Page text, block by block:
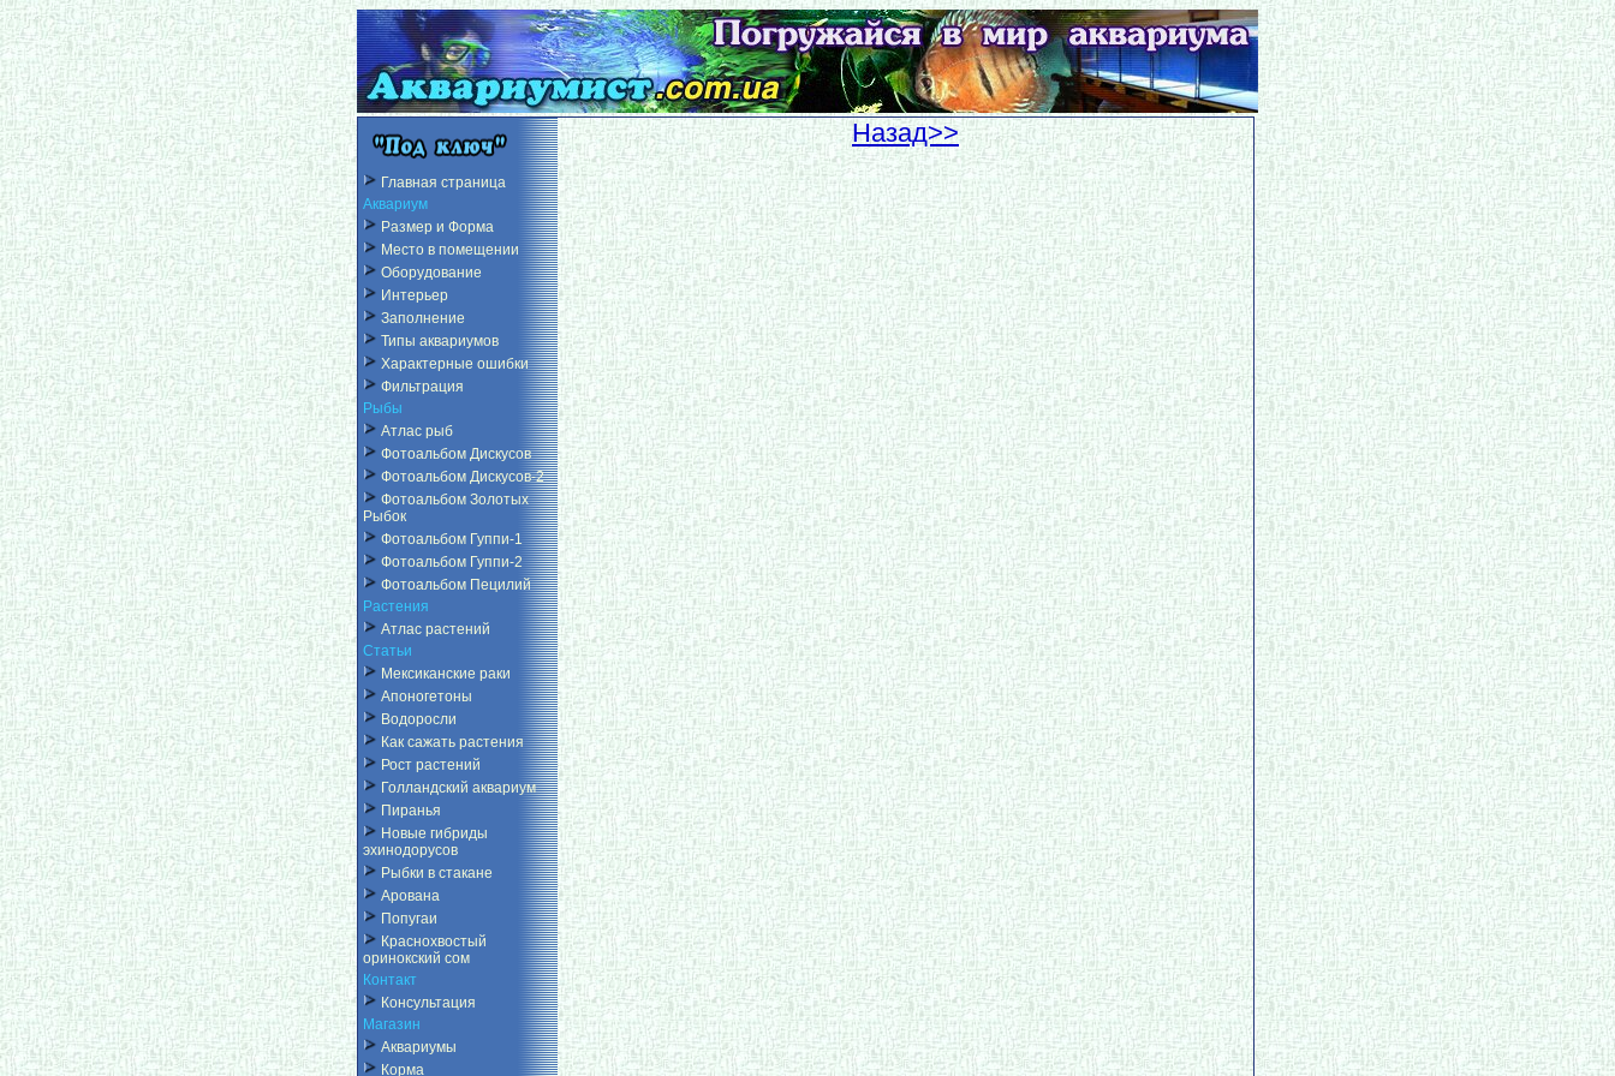
Главная страница
Аквариум
Размер и Форма
Место в помещении
Оборудование
Интерьер
Заполнение
Типы аквариумов
Характерные ошибки
Фильтрация
Рыбы
Атлас рыб
Фотоальбом Дискусов
Фотоальбом Дискусов-2
Фотоальбом Золотых
Рыбок
Фотоальбом Гуппи-1
Фотоальбом Гуппи-2
Фотоальбом Пецилий
Растения
Атлас растений
Статьи
Мексиканские раки
Апоногетоны
Водоросли
Как сажать растения
Рост растений
Голландский аквариум
Пиранья
Новые гибриды
эхинодорусов
Рыбки в стакане
Арована
Попугаи
Краснохвостый
оринокский сом
Контакт
Консультация
Магазин
Аквариумы
Корма
Hазад>>